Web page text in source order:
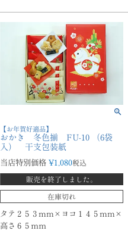
【お年賀好適品】
おかき 冬色揃 FU-10 （6袋
入） 干支包装紙
当店特別価格 ¥1,080税込
販売を終了しました。
在庫切れ
タテ２５３mm×ヨコ１４５mm×
高さ６５ｍｍ